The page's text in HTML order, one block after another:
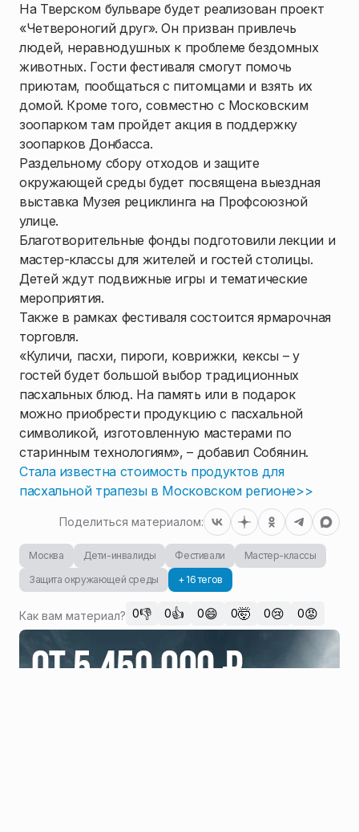
На Тверском бульваре будет реализован проект
«Четвероногий друг». Он призван привлечь
людей, неравнодушных к проблеме бездомных
животных. Гости фестиваля смогут помочь
приютам, пообщаться с питомцами и взять их
домой. Кроме того, совместно с Московским
зоопарком там пройдет акция в поддержку
зоопарков Донбасса.
1/6
Раздельному сбору отходов и защите
окружающей среды будет посвящена выездная
выставка Музея рециклинга на Профсоюзной
улице.
Благотворительные фонды подготовили лекции и
мастер-классы для жителей и гостей столицы.
Детей ждут подвижные игры и тематические
мероприятия.
Также в рамках фестиваля состоится ярмарочная
торговля.
«Куличи, пасхи, пироги, коврижки, кексы – у
гостей будет большой выбор традиционных
пасхальных блюд. На память или в подарок
можно приобрести продукцию с пасхальной
символикой, изготовленную мастерами по
старинным технологиям», – добавил Собянин.
Стала известна стоимость продуктов для
пасхальной трапезы в Московском регионе>>
Поделиться материалом:
Москва Дети-инвалиды Фестивали
Мастер-классы
Защита окружающей среды
+ 16 тегов
Как вам материал? 0👎 0👍 0😄 0🤯 0😢 0😡